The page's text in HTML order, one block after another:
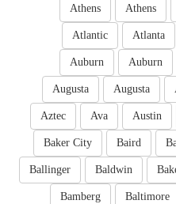
Athens
Athens
Atlanta
Atlantic
Auburn
Auburn
Augusta
Augusta
Austin
Ava
Aztec
Baird
Baker City
Baldwin
Ballinger
Baltimore
Bamberg